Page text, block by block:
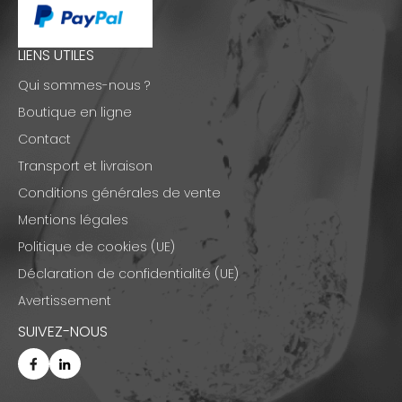
LIENS UTILES
Qui sommes-nous ?
Boutique en ligne
Contact
Transport et livraison
Conditions générales de vente
Mentions légales
Politique de cookies (UE)
Déclaration de confidentialité (UE)
Avertissement
SUIVEZ-NOUS